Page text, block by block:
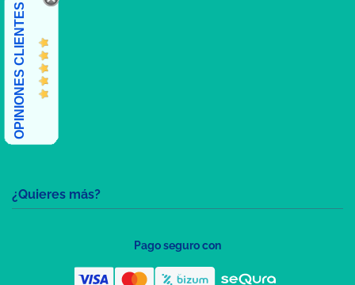
¿Quieres más?
OPINIONES CLIENTES
Pago seguro con